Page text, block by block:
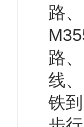
路
路
线
铁